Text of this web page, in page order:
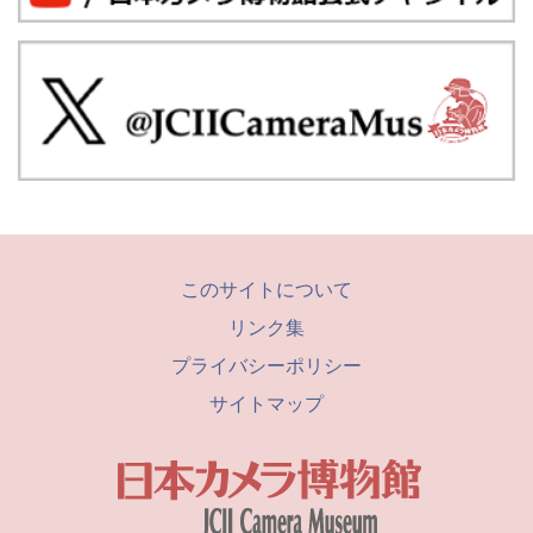
このサイトについて
リンク集
プライバシーポリシー
サイトマップ